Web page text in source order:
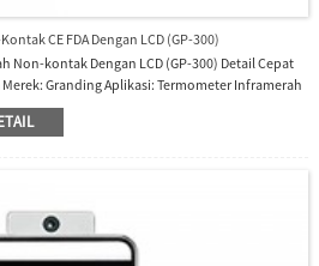
CE FDA Dengan LCD (GP-300)
Non-kontak Dengan LCD (GP-300) Detail Cepat
Granding Aplikasi: Termometer Inframerah
lampu latar 2 warna Metode Pengukuran: Non-
detik Rentang Pengukuran Tubuh: 35,0°c-42,0°c